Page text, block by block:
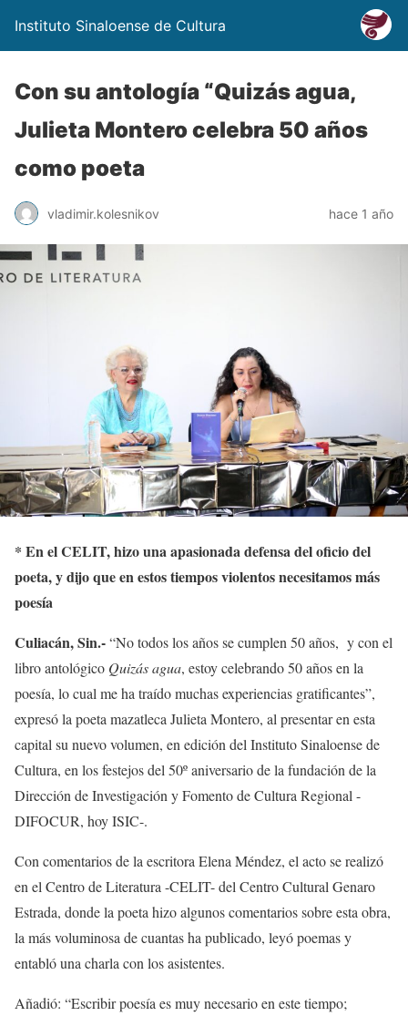
Instituto Sinaloense de Cultura
Con su antología “Quizás agua,
Julieta Montero celebra 50 años
como poeta
vladimir.kolesnikov hace 1 año
* En el CELIT, hizo una apasionada defensa del oficio del
poeta, y dijo que en estos tiempos violentos necesitamos más
poesía
Culiacán, Sin.-“No todos los años se cumplen 50 años, y con el
libro antológico Quizás agua, estoy celebrando 50 años en la
poesía, lo cual me ha traído muchas experiencias gratificantes”,
expresó la poeta mazatleca Julieta Montero, al presentar en esta
capital su nuevo volumen, en edición del Instituto Sinaloense de
Cultura, en los festejos del 50º aniversario de la fundación de la
Dirección de Investigación y Fomento de Cultura Regional -
DIFOCUR, hoy ISIC-.
Con comentarios de la escritora Elena Méndez, el acto se realizó
en el Centro de Literatura -CELIT- del Centro Cultural Genaro
Estrada, donde la poeta hizo algunos comentarios sobre esta obra,
la más voluminosa de cuantas ha publicado, leyó poemas y
entabló una charla con los asistentes.
Añadió: “Escribir poesía es muy necesario en este tiempo;